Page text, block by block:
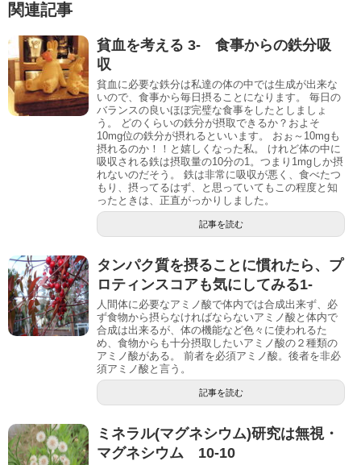
関連記事
貧血を考える 3- 食事からの鉄分吸
収
貧血に必要な鉄分は私達の体の中では生成が出来な
いので、食事から毎日摂ることになります。 毎日の
バランスの良いほぼ完璧な食事をしたとしましょ
う。 どのくらいの鉄分が摂取できるか？およそ
10mg位の鉄分が摂れるといいます。 おぉ～10mgも
摂れるのか！！と嬉しくなった私。 けれど体の中に
吸収される鉄は摂取量の10分の1。つまり1mgしか摂
れないのだそう。 鉄は非常に吸収が悪く、食べたつ
もり、摂ってるはず、と思っていてもこの程度と知
ったときは、正直がっかりしました。
記事を読む
タンパク質を摂ることに慣れたら、プ
ロティンスコアも気にしてみる1-
人間体に必要なアミノ酸で体内では合成出来ず、必
ず食物から摂らなければならないアミノ酸と体内で
合成は出来るが、体の機能など色々に使われるた
め、食物からも十分摂取したいアミノ酸の２種類の
アミノ酸がある。 前者を必須アミノ酸。後者を非必
須アミノ酸と言う。
記事を読む
ミネラル(マグネシウム)研究は無視・
マグネシウム 10-10